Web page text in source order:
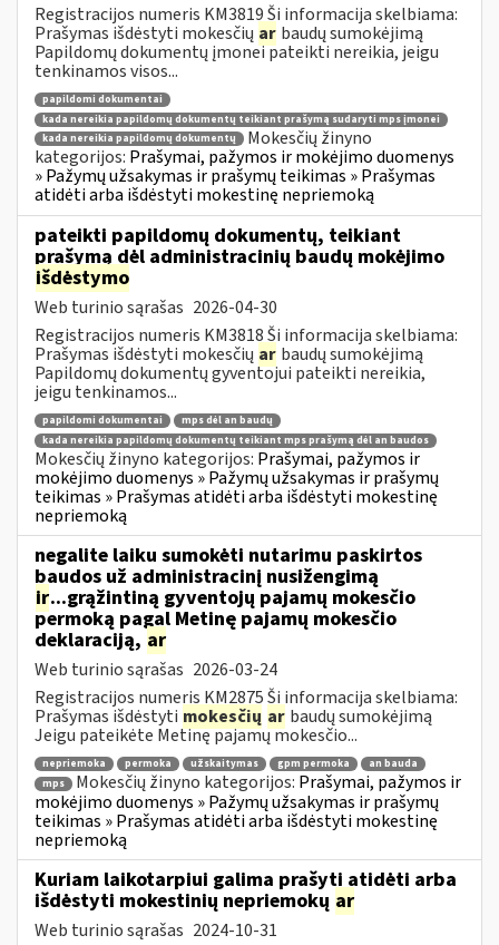
Registracijos numeris KM3819 Ši informacija skelbiama:
Prašymas išdėstyti mokesčių ar baudų sumokėjimą
Papildomų dokumentų įmonei pateikti nereikia, jeigu
tenkinamos visos...
papildomi dokumentai
kada nereikia papildomų dokumentų teikiant prašymą sudaryti mps įmonei
kada nereikia papildomų dokumentų
Mokesčių žinyno
kategorijos: Prašymai, pažymos ir mokėjimo duomenys
» Pažymų užsakymas ir prašymų teikimas » Prašymas
atidėti arba išdėstyti mokestinę nepriemoką
pateikti papildomų dokumentų, teikiant
prašymą dėl administracinių baudų mokėjimo
išdėstymo
Web turinio sąrašas 2026-04-30
Registracijos numeris KM3818 Ši informacija skelbiama:
Prašymas išdėstyti mokesčių ar baudų sumokėjimą
Papildomų dokumentų gyventojui pateikti nereikia,
jeigu tenkinamos...
papildomi dokumentai
mps dėl an baudų
kada nereikia papildomų dokumentų teikiant mps prašymą dėl an baudos
Mokesčių žinyno kategorijos: Prašymai, pažymos ir
mokėjimo duomenys » Pažymų užsakymas ir prašymų
teikimas » Prašymas atidėti arba išdėstyti mokestinę
nepriemoką
negalite laiku sumokėti nutarimu paskirtos
baudos už administracinį nusižengimą
ir...grąžintiną gyventojų pajamų mokesčio
permoką pagal Metinę pajamų mokesčio
deklaraciją, ar
Web turinio sąrašas 2026-03-24
Registracijos numeris KM2875 Ši informacija skelbiama:
Prašymas išdėstyti mokesčių ar baudų sumokėjimą
Jeigu pateikėte Metinę pajamų mokesčio...
nepriemoka permoka užskaitymas gpm permoka
an bauda
mps
Mokesčių žinyno kategorijos: Prašymai, pažymos ir
mokėjimo duomenys » Pažymų užsakymas ir prašymų
teikimas » Prašymas atidėti arba išdėstyti mokestinę
nepriemoką
Kuriam laikotarpiui galima prašyti atidėti arba
išdėstyti mokestinių nepriemokų ar
Web turinio sąrašas 2024-10-31